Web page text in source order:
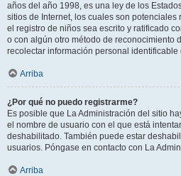
años del año 1998, es una ley de los
sitios de Internet, los cuales son potenciales
el registro de niños sea escrito y ratificado
o con algún otro método de reconocimiento
recolectar información personal
Arriba
¿Por qué no puedo registrarme?
Es posible que La Administración del sitio
el nombre de usuario con el que está
deshabilitado. También puede estar
usuarios. Póngase en contacto con La
Arriba